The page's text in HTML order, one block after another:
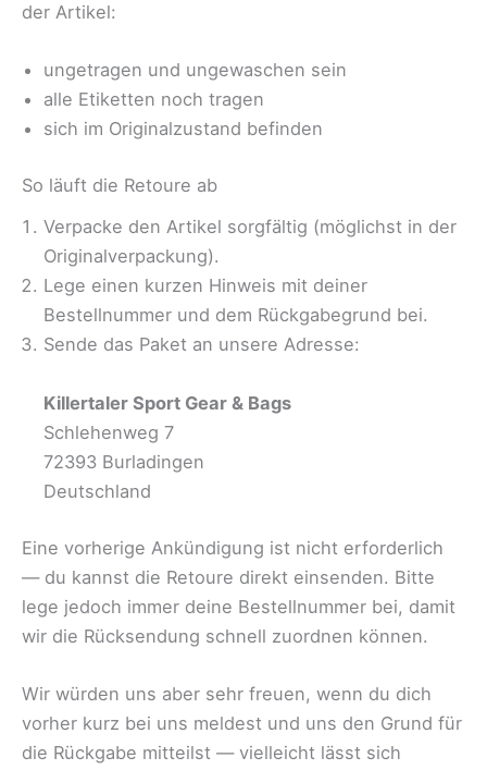
der Artikel:
ungetragen und ungewaschen sein
alle Etiketten noch tragen
sich im Originalzustand befinden
So läuft die Retoure ab
Verpacke den Artikel sorgfältig (möglichst in der
Originalverpackung).
Lege einen kurzen Hinweis mit deiner
Bestellnummer und dem Rückgabegrund bei.
Sende das Paket an unsere Adresse:
Killertaler Sport Gear & Bags
Schlehenweg 7
72393 Burladingen
Deutschland
Eine vorherige Ankündigung ist nicht erforderlich
— du kannst die Retoure direkt einsenden. Bitte
lege jedoch immer deine Bestellnummer bei, damit
wir die Rücksendung schnell zuordnen können.
Wir würden uns aber sehr freuen, wenn du dich
vorher kurz bei uns meldest und uns den Grund für
die Rückgabe mitteilst — vielleicht lässt sich